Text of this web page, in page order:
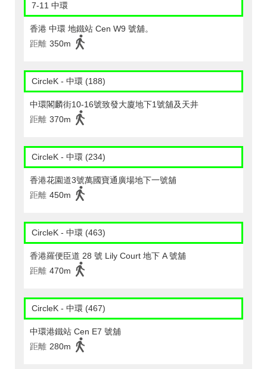
7-11 中環
香港 中環 地鐵站 Cen W9 號舖。
距離 350m
CircleK - 中環 (188)
中環閣麟街10-16號致發大廈地下1號舖及天井
距離 370m
CircleK - 中環 (234)
香港花園道3號萬國寶通廣場地下一號舖
距離 450m
CircleK - 中環 (463)
香港羅便臣道 28 號 Lily Court 地下 A 號舖
距離 470m
CircleK - 中環 (467)
中環港鐵站 Cen E7 號舖
距離 280m